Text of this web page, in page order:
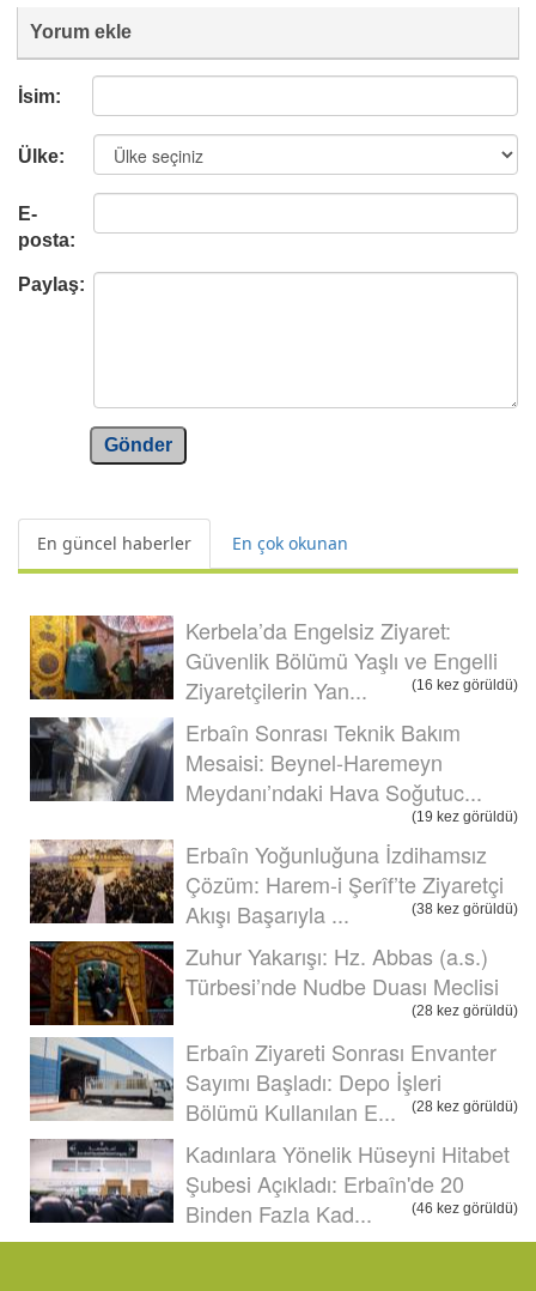
Yorum ekle
İsim:
Ülke:
E-
posta:
Paylaş:
Gönder
En güncel haberler En çok okunan
Kerbela’da Engelsiz Ziyaret:
Güvenlik Bölümü Yaşlı ve Engelli
Ziyaretçilerin Yan...
(16 kez görüldü)
Erbaîn Sonrası Teknik Bakım
Mesaisi: Beynel-Haremeyn
Meydanı’ndaki Hava Soğutuc...
(19 kez görüldü)
Erbaîn Yoğunluğuna İzdihamsız
Çözüm: Harem-i Şerîf’te Ziyaretçi
Akışı Başarıyla ...
(38 kez görüldü)
Zuhur Yakarışı: Hz. Abbas (a.s.)
Türbesi’nde Nudbe Duası Meclisi
(28 kez görüldü)
Erbaîn Ziyareti Sonrası Envanter
Sayımı Başladı: Depo İşleri
Bölümü Kullanılan E...
(28 kez görüldü)
Kadınlara Yönelik Hüseyni Hitabet
Şubesi Açıkladı: Erbaîn'de 20
Binden Fazla Kad...
(46 kez görüldü)